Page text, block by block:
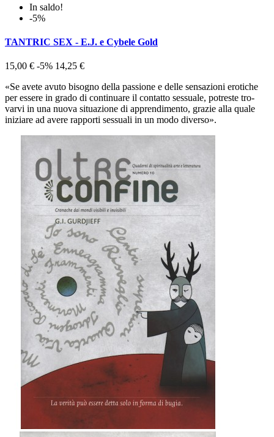
In saldo!
-5%
TANTRIC SEX - E.J. e Cybele Gold
15,00 € -5% 14,25 €
«Se avete avuto bisogno della passione e delle sensazioni erotiche
per essere in grado di continuare il contatto sessuale, potreste tro­
varvi in una nuova situazione di apprendimento, grazie alla quale
iniziare ad avere rapporti sessuali in un modo diverso».